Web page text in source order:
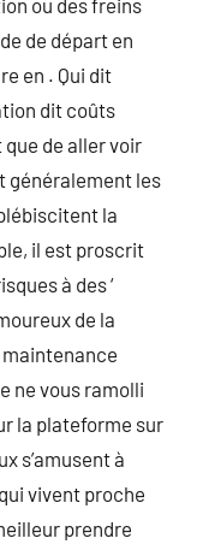
ou des freins
de départ en
en . Qui dit
dit coûts
de aller voir
généralement les
la
il est proscrit
à des ‘
de la
ne vous ramolli
la plateforme sur
s’amusent à
vivent proche
prendre